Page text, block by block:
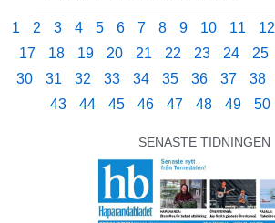
1 2 3 4 5 6 7 8 9 10 11 12
17
18 19 20 21 22 23 24 25
30
31 32 33 34 35 36 37 38
43
44 45 46 47 48 49 50
SENASTE TIDNINGEN